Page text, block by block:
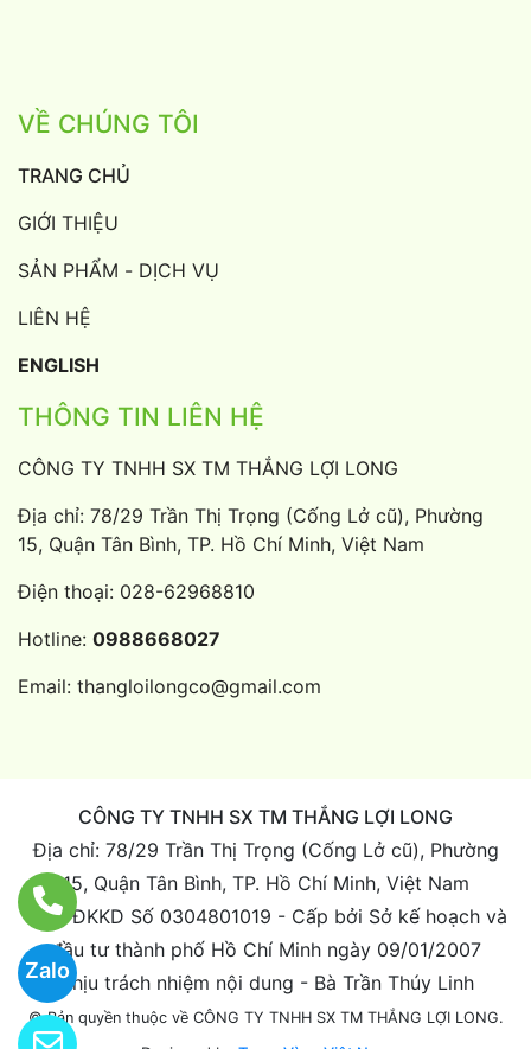
Zalo
VỀ CHÚNG TÔI
TRANG CHỦ
GIỚI THIỆU
SẢN PHẨM - DỊCH VỤ
LIÊN HỆ
ENGLISH
THÔNG TIN LIÊN HỆ
CÔNG TY TNHH SX TM THẮNG LỢI LONG
Địa chỉ: 78/29 Trần Thị Trọng (Cống Lở cũ), Phường
15, Quận Tân Bình, TP. Hồ Chí Minh, Việt Nam
Điện thoại: 028-62968810
Hotline: 0988668027
Email: thangloilongco@gmail.com
CÔNG TY TNHH SX TM THẮNG LỢI LONG
Địa chỉ: 78/29 Trần Thị Trọng (Cống Lở cũ), Phường
15, Quận Tân Bình, TP. Hồ Chí Minh, Việt Nam
Giấy ĐKKD Số 0304801019 - Cấp bởi Sở kế hoạch và
đầu tư thành phố Hồ Chí Minh ngày 09/01/2007
Chịu trách nhiệm nội dung - Bà Trần Thúy Linh
© Bản quyền thuộc về CÔNG TY TNHH SX TM THẮNG LỢI LONG.